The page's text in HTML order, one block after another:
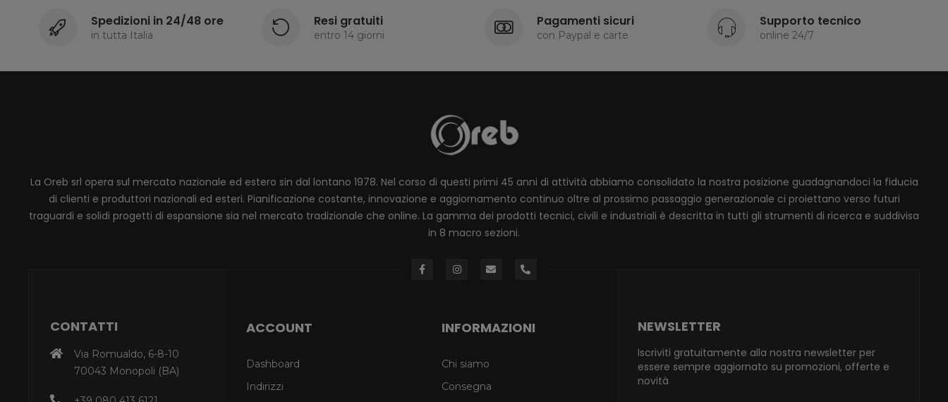
Spedizioni in 24/48 ore
in tutta Italia
Resi gratuiti
entro 14 giorni
Pagamenti sicuri
con Paypal e carte
Supporto tecnico
online 24/7
La Oreb srl opera sul mercato nazionale ed estero sin dal lontano 1978. Nel corso di questi primi 45 anni di attività abbiamo consolidato la nostra posizione guadagnandoci la fiducia
di clienti e produttori nazionali ed esteri. Pianificazione costante, innovazione e aggiornamento continuo oltre al prossimo passaggio generazionale ci proiettano verso futuri
traguardi e solidi progetti di espansione sia nel mercato tradizionale che online. La gamma dei prodotti tecnici, civili e industriali è descritta in tutti gli strumenti di ricerca e suddivisa
in 8 macro sezioni.
CONTATTI
Via Romualdo, 6-8-10
70043 Monopoli (BA)
ACCOUNT
Dashboard
Indirizzi
INFORMAZIONI
Chi siamo
Consegna
NEWSLETTER
Iscriviti gratuitamente alla nostra newsletter per
essere sempre aggiornato su promozioni, offerte e
novità